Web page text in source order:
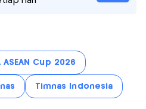
ASEAN Cup 2026
Timnas Indonesia